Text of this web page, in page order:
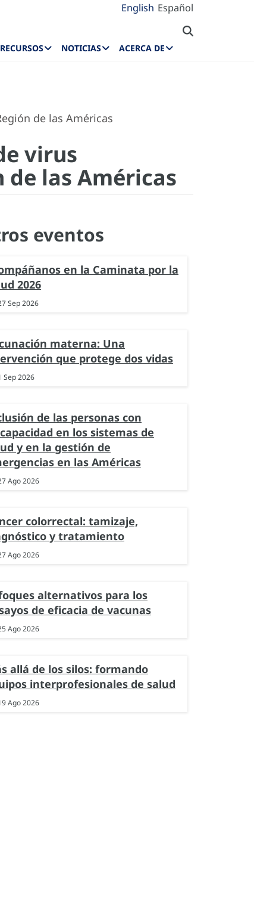
English Español
RECURSOS NOTICIAS ACERCA DE
de las Américas
virus
las Américas
eventos
en la Caminata por la
2026
Sep 2026
materna: Una
que protege dos vidas
Sep 2026
de las personas con
en los sistemas de
y en la gestión de
en las Américas
Ago 2026
colorrectal: tamizaje,
y tratamiento
Ago 2026
alternativos para los
de eficacia de vacunas
Ago 2026
allá de los silos: formando
interprofesionales de salud
Ago 2026